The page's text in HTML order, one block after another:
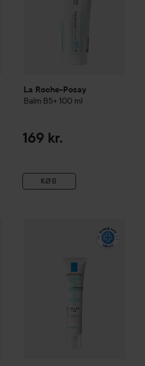
La Roche-Posay
Balm B5+ 100 ml
169 kr.
KØB
Serum Anti-Chute Fortifiant
Effaclar